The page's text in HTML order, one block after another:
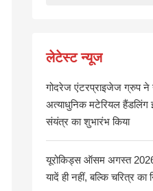
लेटेस्ट न्यूज
गोदरेज एंटरप्राइजेज ग्रुप ने
अत्याधुनिक मटेरियल हैंडलिंग
संयंत्र का शुभारंभ किया
यूरोकिड्स ऑसम अगस्त
यादें ही नहीं, बल्कि चरित्र का